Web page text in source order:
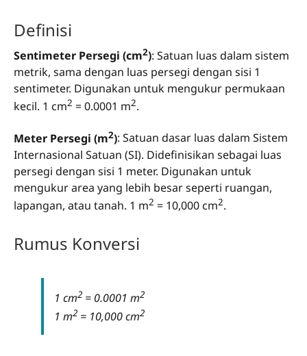
Definisi
Sentimeter Persegi (cm2): Satuan luas dalam sistem
metrik, sama dengan luas persegi dengan sisi 1
sentimeter. Digunakan untuk mengukur permukaan
kecil. 1 cm2 = 0.0001 m2.
Meter Persegi (m2): Satuan dasar luas dalam Sistem
Internasional Satuan (SI). Didefinisikan sebagai luas
persegi dengan sisi 1 meter. Digunakan untuk
mengukur area yang lebih besar seperti ruangan,
lapangan, atau tanah. 1 m2 = 10,000 cm2.
Rumus Konversi
1 cm2 = 0.0001 m2
1 m2 = 10,000 cm2